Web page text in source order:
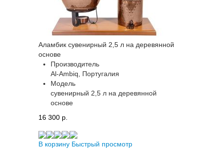
Аламбик сувенирный 2,5 л на деревянной
основе
Производитель
Al-Ambiq, Португалия
Модель
сувенирный 2,5 л на деревянной
основе
16 300 p.
В корзину Быстрый просмотр